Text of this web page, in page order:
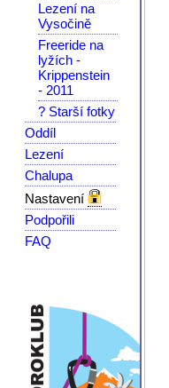
Lezení na
Vysočině
Freeride na
lyžích -
Krippenstein
- 2011
? Starší fotky
Oddíl
Lezení
Chalupa
Nastavení
Podpořili
FAQ